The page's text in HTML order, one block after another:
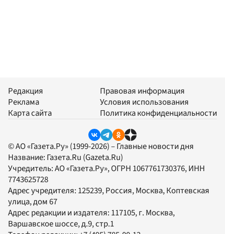
Редакция
Реклама
Карта сайта
Правовая информация
Условия использования
Политика конфиденциальности
© АО «Газета.Ру» (1999-2026) – Главные новости дня
Название: Газета.Ru (Gazeta.Ru)
Учредитель:АО «Газета.Ру», ОГРН 1067761730376, ИНН
7743625728
Адрес учредителя: 125239, Россия, Москва, Коптевская
улица, дом 67
Адрес редакции и издателя: 117105, г. Москва,
Варшавское шоссе, д.9, стр.1